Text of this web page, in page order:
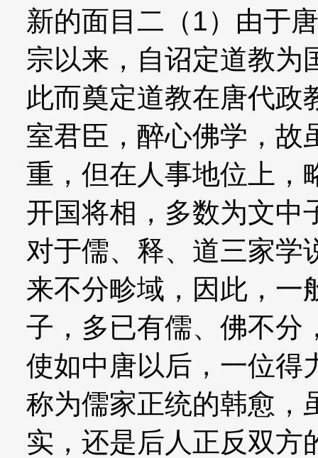
新的面目二（1）由于
宗以来，自诏定道教为
此而奠定道教在唐代政
室君臣，醉心佛学，故
重，但在人事地位上，
开国将相，多数为文中
对于儒、释、道三家学
来不分畛域，因此，一
子，多已有儒、佛不分
使如中唐以后，一位得
称为儒家正统的韩愈，
实，还是后人正反双方